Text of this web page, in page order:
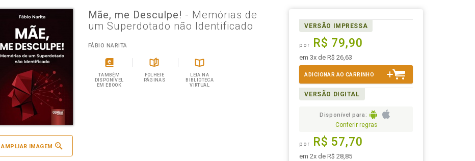
AMPLIAR IMAGEM
Mãe, me Desculpe! - Memórias de
um Superdotado não Identificado
FÁBIO NARITA
TAMBÉM
DISPONÍVEL
EM EBOOK
FOLHEIE
PÁGINAS
LEIA NA
BIBLIOTECA
VIRTUAL
VERSÃO IMPRESSA
por R$ 79,90
em 3x de R$ 26,63
ADICIONAR AO CARRINHO
VERSÃO DIGITAL
Disponível para:
Conferir regras
por R$ 57,70
em 2x de R$ 28,85